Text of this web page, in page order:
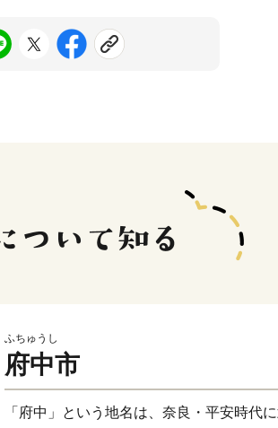
ふちゅうし
府中市
「府中」という地名は、奈良・平安時代